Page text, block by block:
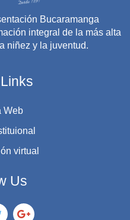
Bucaramanga
integral de la más alta
niñez y la juventud.
Web
virtual
Us